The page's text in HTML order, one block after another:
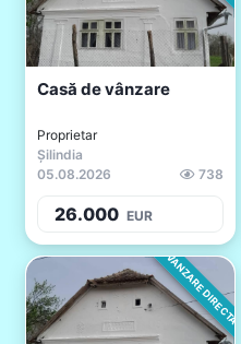
Casă de vânzare
Proprietar
Șilindia
05.08.2026
738
26.000 EUR
VANZARE DIRECTA